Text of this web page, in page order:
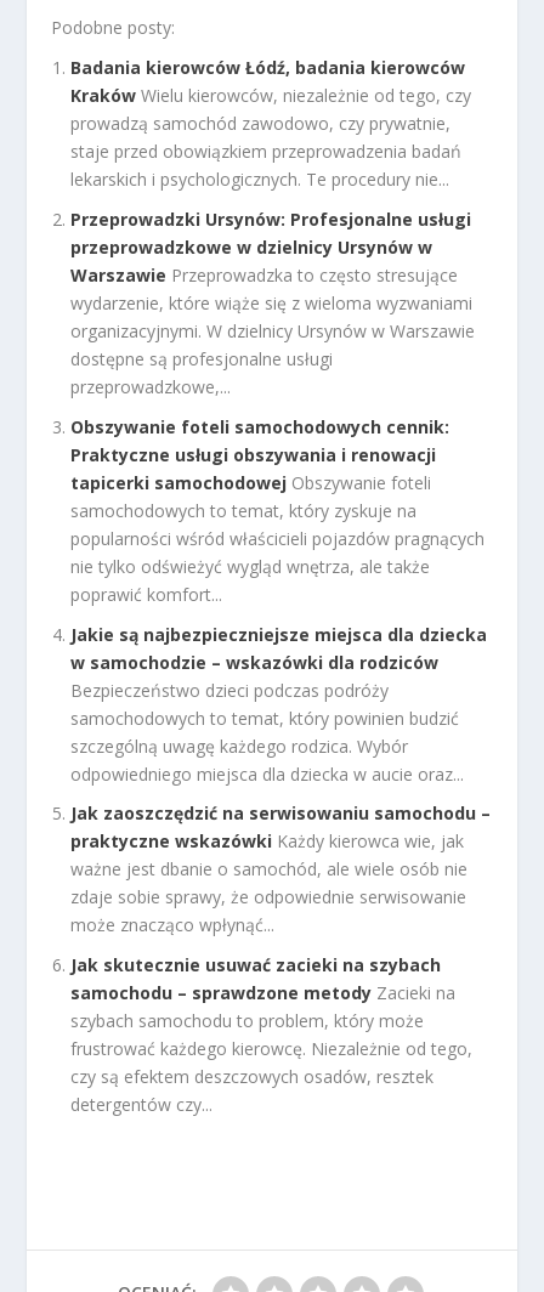
Podobne posty:
Badania kierowców Łódź, badania kierowców
Kraków Wielu kierowców, niezależnie od tego, czy
prowadzą samochód zawodowo, czy prywatnie,
staje przed obowiązkiem przeprowadzenia badań
lekarskich i psychologicznych. Te procedury nie...
Przeprowadzki Ursynów: Profesjonalne usługi
przeprowadzkowe w dzielnicy Ursynów w
Warszawie Przeprowadzka to często stresujące
wydarzenie, które wiąże się z wieloma wyzwaniami
organizacyjnymi. W dzielnicy Ursynów w Warszawie
dostępne są profesjonalne usługi
przeprowadzkowe,...
Obszywanie foteli samochodowych cennik:
Praktyczne usługi obszywania i renowacji
tapicerki samochodowej Obszywanie foteli
samochodowych to temat, który zyskuje na
popularności wśród właścicieli pojazdów pragnących
nie tylko odświeżyć wygląd wnętrza, ale także
poprawić komfort...
Jakie są najbezpieczniejsze miejsca dla dziecka
w samochodzie – wskazówki dla rodziców
Bezpieczeństwo dzieci podczas podróży
samochodowych to temat, który powinien budzić
szczególną uwagę każdego rodzica. Wybór
odpowiedniego miejsca dla dziecka w aucie oraz...
Jak zaoszczędzić na serwisowaniu samochodu –
praktyczne wskazówki Każdy kierowca wie, jak
ważne jest dbanie o samochód, ale wiele osób nie
zdaje sobie sprawy, że odpowiednie serwisowanie
może znacząco wpłynąć...
Jak skutecznie usuwać zacieki na szybach
samochodu – sprawdzone metody Zacieki na
szybach samochodu to problem, który może
frustrować każdego kierowcę. Niezależnie od tego,
czy są efektem deszczowych osadów, resztek
detergentów czy...